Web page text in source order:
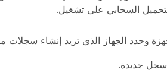
السحابي على تشغيل.
وحدد الجهاز الذي تريد إنشاء سجلات
سجل جديدة.